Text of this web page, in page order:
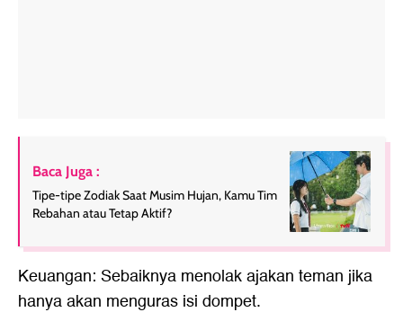
Baca Juga :
Tipe-tipe Zodiak Saat Musim Hujan, Kamu Tim
Rebahan atau Tetap Aktif?
Keuangan: Sebaiknya menolak ajakan teman jika
hanya akan menguras isi dompet.